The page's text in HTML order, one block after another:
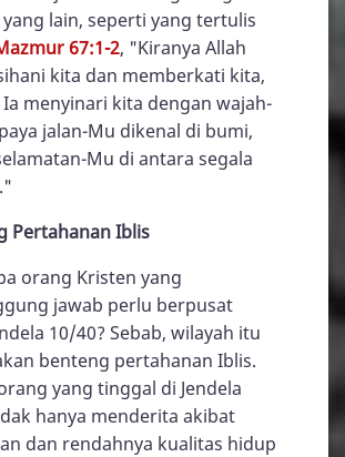
lain, seperti yang tertulis
67:1-2, "Kiranya Allah
kita dan memberkati kita,
menyinari kita dengan wajah-
jalan-Mu dikenal di bumi,
Mu di antara segala
Pertahanan Iblis
orang Kristen yang
jawab perlu berpusat
10/40? Sebab, wilayah itu
benteng pertahanan Iblis.
yang tinggal di Jendela
hanya menderita akibat
dan rendahnya kualitas hidup